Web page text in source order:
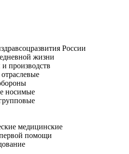
России
жизни
производств
носимые
медицинские
помощи